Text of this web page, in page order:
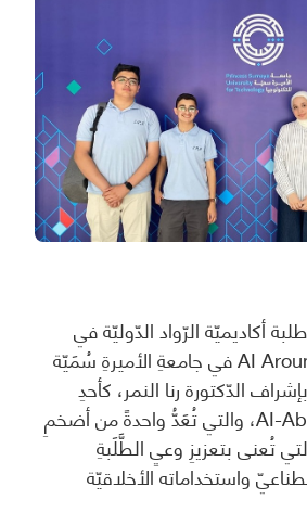
أكاديميّة الرّواد الدّوليّة في
ورشةِ العمل AI Around Us في جامعةِ الأميرةِ سُمَيّة
الدّكتورة رنا النمر، كأحدِ
فعّالياتِ مبادرة AI-Ability، والتي تُعَدُّ واحدةً من أضخمِ
تُعنى بتعزيزِ وعيِ الطَّلَبةِ
واستخداماته الأخلاقيّة